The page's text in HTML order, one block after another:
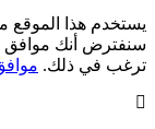
يستخدم هذا الموقع
سنفترض أنك موافق
ترغب في ذلك.